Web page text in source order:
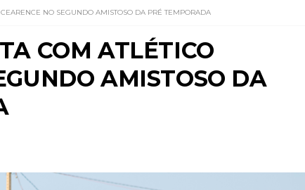
NO SEGUNDO AMISTOSO DA PRÉ TEMPORADA
COM ATLÉTICO
AMISTOSO DA